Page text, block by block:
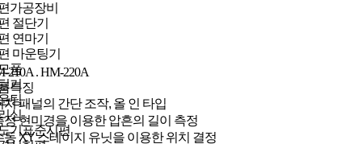
가공장비
절단기
연마기
마운팅기
품
기
팅
싱
기표준시편
210A . HM-220A
특징
치 패널의 간단 조작, 올 인 타입
정 현미경을 이용한 압흔의 길이 측정
동 XY 스테이지 유닛을 이용한 위치 결정